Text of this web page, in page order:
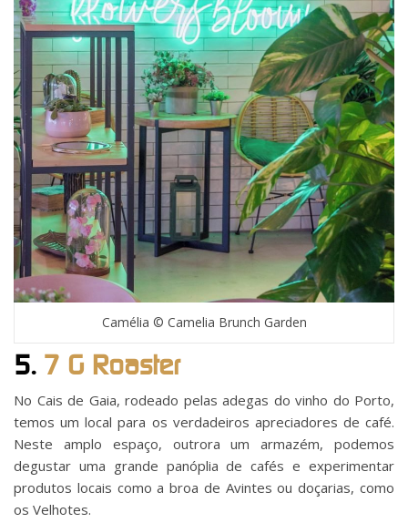
Camélia © Camelia Brunch Garden
5. 7 G Roaster
No Cais de Gaia, rodeado pelas adegas do vinho do Porto,
temos um local para os verdadeiros apreciadores de café.
Neste amplo espaço, outrora um armazém, podemos
degustar uma grande panóplia de cafés e experimentar
produtos locais como a broa de Avintes ou doçarias, como
os Velhotes.